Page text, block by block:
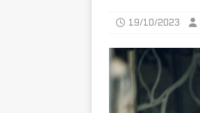
19/10/2023